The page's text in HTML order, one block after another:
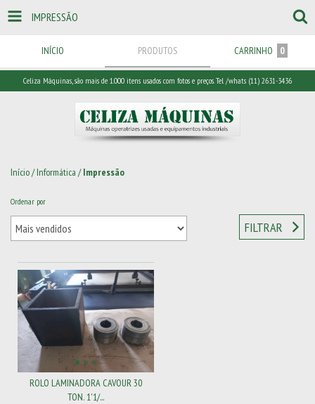
IMPRESSÃO
INÍCIO PRODUTOS CARRINHO 0
Celiza Máquinas, são mais de 1.000 itens usados com fotos e preços. Tel /whats (11) 2631-3436
Início/ Informática / Impressão
Ordenar por
FILTRAR
ROLO LAMINADORA CAVOUR 30
TON. 1'1/...